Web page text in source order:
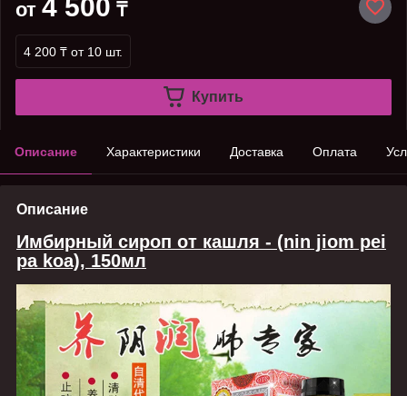
от 4 500 ₸
4 200 ₸ от 10 шт.
Купить
Описание Характеристики Доставка Оплата
Описание
Имбирный сироп от кашля - (nin jiom pei
pa koa), 150мл